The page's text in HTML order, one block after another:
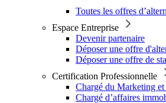
Toutes les offres
Espace Entreprise
Devenir partenaire
Déposer une offre
Déposer une offre de
Certification Professionnelle
Chargé du Marketing
Chargé d’affaires